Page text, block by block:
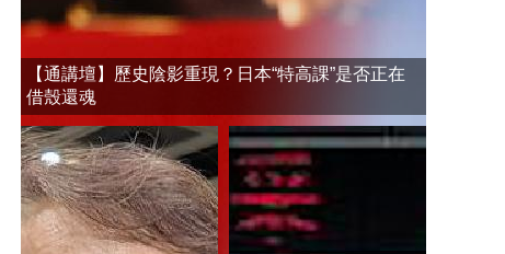
【通講壇】歷史陰影重現？日本“特高課”是否正在
借殼還魂